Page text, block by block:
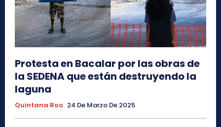
Protesta en Bacalar por las obras de
la SEDENA que están destruyendo la
laguna
Quintana Roo 24 De Marzo De 2025